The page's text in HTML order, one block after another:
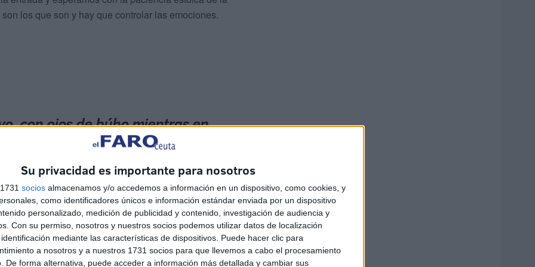
Su privacidad es importante para nosotros
socios almacenamos y/o accedemos a información en un dispositivo, como cookies, y
como identificadores únicos e información estándar enviada por un dispositivo
personalizado, medición de publicidad y contenido, investigación de audiencia y
Con su permiso, nosotros y nuestros socios podemos utilizar datos de localización
mediante las características de dispositivos. Puede hacer clic para
a nosotros y a nuestros 1731 socios para que llevemos a cabo el procesamiento
De forma alternativa, puede acceder a información más detallada y cambiar sus
los que son y hay que controlar las emociones.
con ojos de búho mientras en
en otras se desperezaba y
o sueño"
no sería la misma de todos los días y que
tienen los canes pero creo que se amoldan a las
otra o bien porque intuyen que algo pasa y lo mejor